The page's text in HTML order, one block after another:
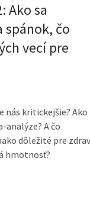
Ako sa
spánok, čo
vecí pre
nás kritickejšie? Ako
analýze? A čo
dôležité pre
hmotnosť?